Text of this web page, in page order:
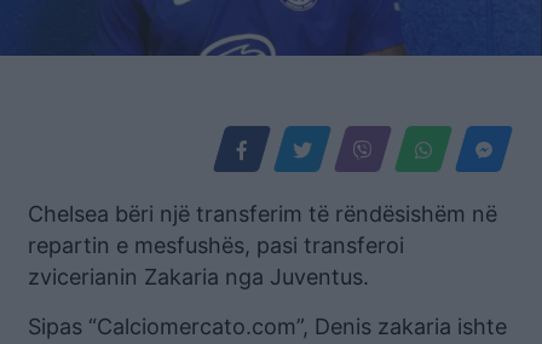
Chelsea bëri një transferim të rëndësishëm në
repartin e mesfushës, pasi transferoi
zvicerianin Zakaria nga Juventus.
Sipas “Calciomercato.com”, Denis zakaria ishte